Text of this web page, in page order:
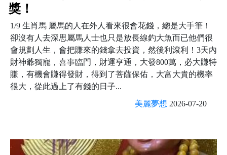
獎！
1/9 生肖馬 屬馬的人在外人看來很會花錢，總是大手筆！
卻沒有人去深思屬馬人士也只是放長線釣大魚而已他們很
會規劃人生，會把賺來的錢拿去投資，然後利滾利！3天內
財神爺獨寵，喜事臨門，財運亨通，大發800萬，必大賺特
賺，有機會賺得發財，得到了菩薩保佑，大富大貴的機率
很大，從此過上了有錢的日子...
美麗夢想 2026-07-20